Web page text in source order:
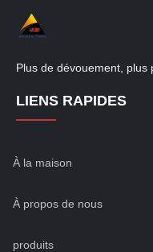
Plus de dévouement, plus
LIENS RAPIDES
À la maison
À propos de nous
produits